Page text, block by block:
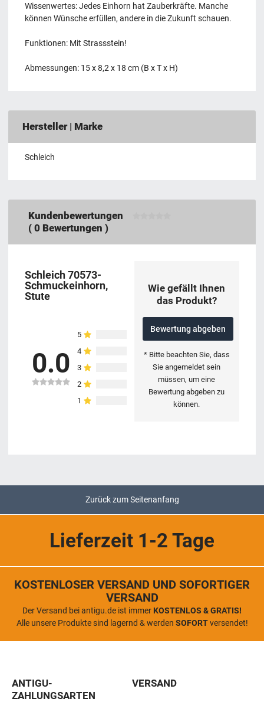
Wissenwertes: Jedes Einhorn hat Zauberkräfte. Manche
können Wünsche erfüllen, andere in die Zukunft schauen.
Funktionen: Mit Strassstein!
Abmessungen: 15 x 8,2 x 18 cm (B x T x H)
Hersteller | Marke
Schleich
Kundenbewertungen
( 0 Bewertungen )
Schleich 70573-
Schmuckeinhorn,
Stute
0.0
5
4
3
2
1
Wie gefällt Ihnen
das Produkt?
Bewertung abgeben
* Bitte beachten Sie, dass
Sie angemeldet sein
müssen, um eine
Bewertung abgeben zu
können.
Zurück zum Seitenanfang
Lieferzeit 1-2 Tage
KOSTENLOSER VERSAND UND SOFORTIGER
VERSAND
Der Versand bei antigu.de ist immer KOSTENLOS & GRATIS!
Alle unsere Produkte sind lagernd & werden SOFORTversendet!
ANTIGU-
ZAHLUNGSARTEN
VERSAND